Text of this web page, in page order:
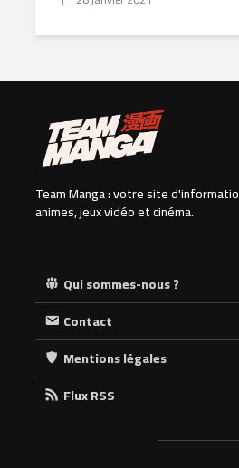
Team Manga : votre site
animes, jeux vidéo et cinéma.
Qui sommes-nous ?
Contact
Mentions légales
Flux RSS